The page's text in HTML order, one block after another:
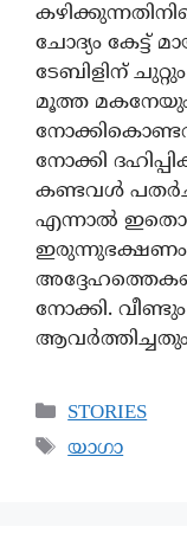
ചോദ്യം കേട്ട്
ടേബിളിന്
മൂത്ത
നോക്കി
കണ്ടവൾ
എന്നാൽ
ഇരുന്നുഭക്ഷണം
നോക്കി.
STORIES
യാഗാ